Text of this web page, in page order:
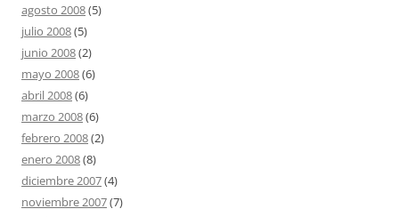
agosto 2008(5)
julio 2008(5)
junio 2008(2)
mayo 2008(6)
abril 2008(6)
marzo 2008(6)
febrero 2008(2)
enero 2008(8)
diciembre 2007(4)
noviembre 2007(7)